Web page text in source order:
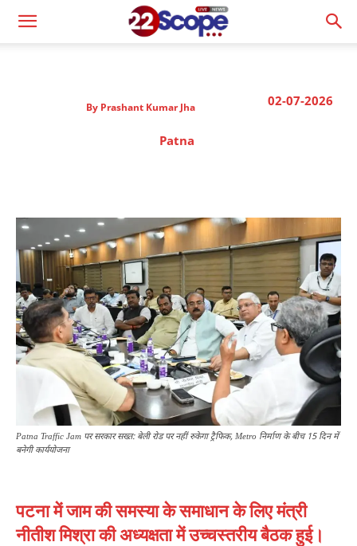
02-07-2026
By Prashant Kumar Jha
Patna
Patna Traffic Jam पर सरकार सख्त: बेली रोड पर नहीं रुकेगा ट्रैफिक, Metro निर्माण के बीच 15 दिन में
बनेगी कार्ययोजना
पटना में जाम की समस्या के समाधान के लिए मंत्री
नीतीश मिश्रा की अध्यक्षता में उच्चस्तरीय बैठक हुई।